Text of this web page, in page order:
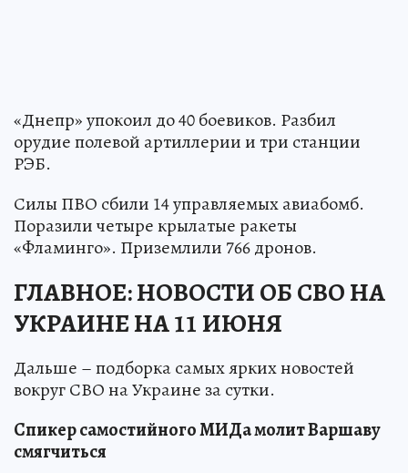
«Днепр» упокоил до 40 боевиков. Разбил
орудие полевой артиллерии и три станции
РЭБ.
Силы ПВО сбили 14 управляемых авиабомб.
Поразили четыре крылатые ракеты
«Фламинго». Приземлили 766 дронов.
ГЛАВНОЕ: НОВОСТИ ОБ СВО НА
УКРАИНЕ НА 11 ИЮНЯ
Дальше – подборка самых ярких новостей
вокруг СВО на Украине за сутки.
Спикер самостийного МИДа молит Варшаву
смягчиться